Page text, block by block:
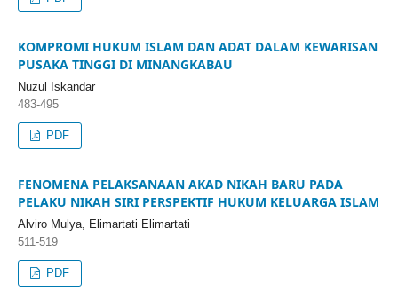
KOMPROMI HUKUM ISLAM DAN ADAT DALAM KEWARISAN
PUSAKA TINGGI DI MINANGKABAU
Nuzul Iskandar
483-495
PDF
FENOMENA PELAKSANAAN AKAD NIKAH BARU PADA
PELAKU NIKAH SIRI PERSPEKTIF HUKUM KELUARGA ISLAM
Alviro Mulya, Elimartati Elimartati
511-519
PDF